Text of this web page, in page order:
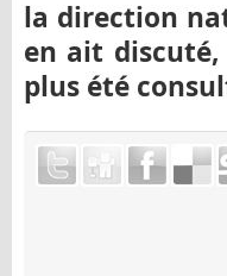
la direction
en ait discuté,
plus été